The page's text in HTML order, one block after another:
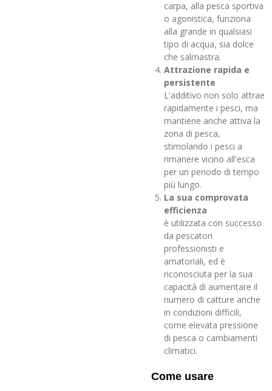
carpa, alla pesca sportiva
o agonistica, funziona
alla grande in qualsiasi
tipo di acqua, sia dolce
che salmastra.
Attrazione rapida e
persistente
L'additivo non solo attrae
rapidamente i pesci, ma
mantiene anche attiva la
zona di pesca,
stimolando i pesci a
rimanere vicino all'esca
per un periodo di tempo
più lungo.
La sua comprovata
efficienza
è utilizzata con successo
da pescatori
professionisti e
amatoriali, ed è
riconosciuta per la sua
capacità di aumentare il
numero di catture anche
in condizioni difficili,
come elevata pressione
di pesca o cambiamenti
climatici.
Come usare